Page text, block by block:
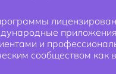
и
сообществом как